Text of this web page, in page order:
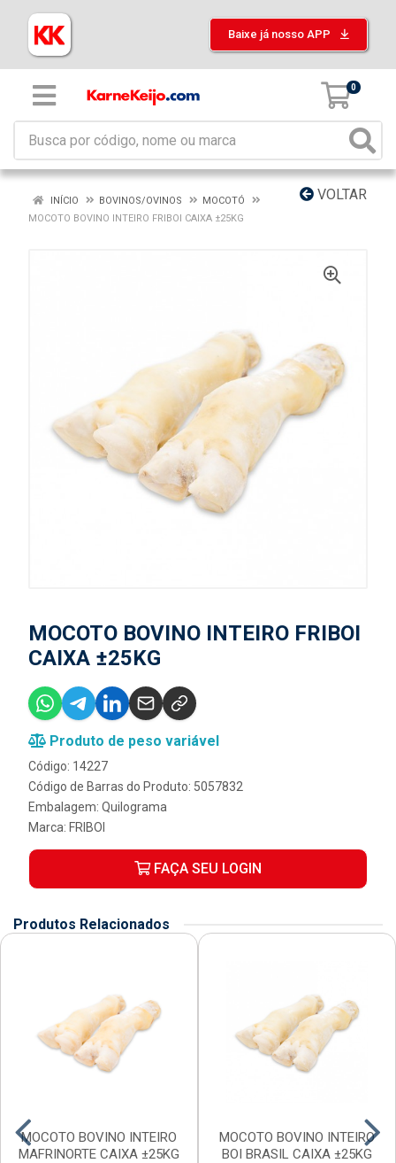
Baixe já nosso APP
0
VOLTAR
INÍCIO BOVINOS/OVINOS
MOCOTÓ
MOCOTO BOVINO INTEIRO FRIBOI CAIXA ±25KG
MOCOTO BOVINO INTEIRO FRIBOI
CAIXA ±25KG
Produto de peso variável
Código: 14227
Código de Barras do Produto: 5057832
Embalagem: Quilograma
Marca: FRIBOI
FAÇA SEU LOGIN
Produtos Relacionados
MOCOTO BOVINO INTEIRO
MAFRINORTE CAIXA ±25KG
MOCOTO BOVINO INTEIRO
BOI BRASIL CAIXA ±25KG